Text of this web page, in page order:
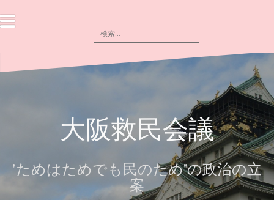
ン
ツ
検
索:
大阪救民会議
"ためはためでも民のため"の政治の立
案